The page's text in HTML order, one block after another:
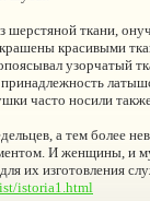
ткани,
красивыми
узорчатый
часто носили
а тем более
И женщины,
их изготовления
istoria1.html